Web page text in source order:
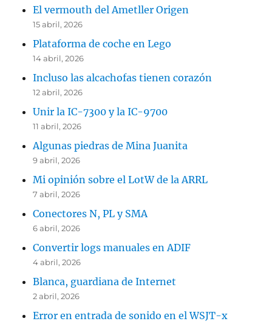
El vermouth del Ametller Origen
15 abril, 2026
Plataforma de coche en Lego
14 abril, 2026
Incluso las alcachofas tienen corazón
12 abril, 2026
Unir la IC-7300 y la IC-9700
11 abril, 2026
Algunas piedras de Mina Juanita
9 abril, 2026
Mi opinión sobre el LotW de la ARRL
7 abril, 2026
Conectores N, PL y SMA
6 abril, 2026
Convertir logs manuales en ADIF
4 abril, 2026
Blanca, guardiana de Internet
2 abril, 2026
Error en entrada de sonido en el WSJT-x